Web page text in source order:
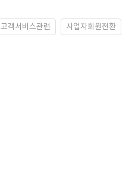
고객서비스관련 사업자회원전환